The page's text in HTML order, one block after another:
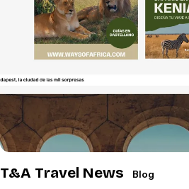
T&A Travel News Blog